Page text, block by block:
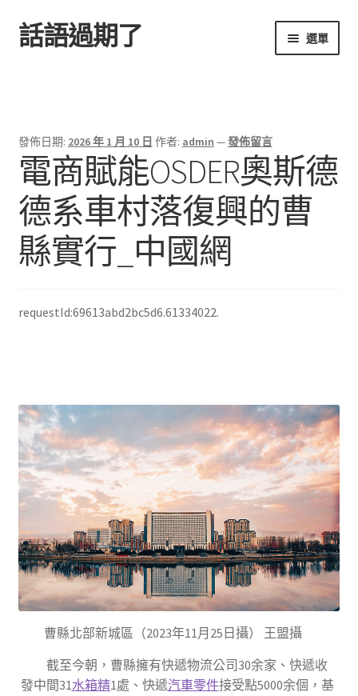
跳
至
跳
至
話語過期了 選單
發佈日期: 2026 年 1 月 10 日 作者: admin —發佈留言
電商賦能OSDER奧斯德
德系車村落復興的曹
縣實行_中國網
requestId:69613abd2bc5d6.61334022.
曹縣北部新城區（2023年11月25日攝） 王盟攝
截至今朝，曹縣擁有快遞物流公司30余家、快遞收
發中間31水箱精1處、快遞汽車零件接受點5000余個，基